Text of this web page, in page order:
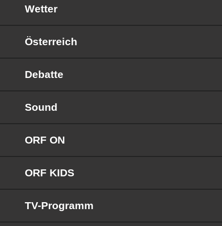
Wetter
Österreich
Debatte
Sound
ORF ON
ORF KIDS
TV-Programm